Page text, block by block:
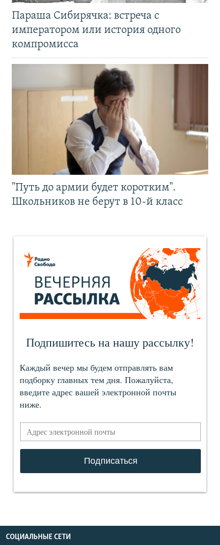
Параша Сибирячка: встреча с
императором или история одного
компромисса
"Путь до армии будет коротким".
Школьников не берут в 10-й класс
СОЦИАЛЬНЫЕ СЕТИ